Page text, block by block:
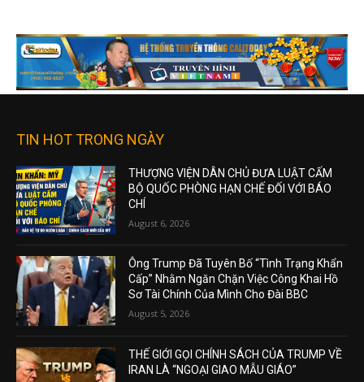
TIN HOT TRONG NGÀY
THƯỢNG VIỆN DÂN CHỦ ĐƯA LUẬT CẤM
BỘ QUỐC PHÒNG HẠN CHẾ ĐỐI VỚI BÁO
CHÍ
August 6, 2026
Ông Trump Đã Tuyên Bố “Tình Trạng Khẩn
Cấp” Nhằm Ngăn Chặn Việc Công Khai Hồ
Sơ Tài Chính Của Mình Cho Đài BBC
August 5, 2026
THẾ GIỚI GỌI CHÍNH SÁCH CỦA TRUMP VỀ
IRAN LÀ “NGOẠI GIAO MẪU GIÁO”